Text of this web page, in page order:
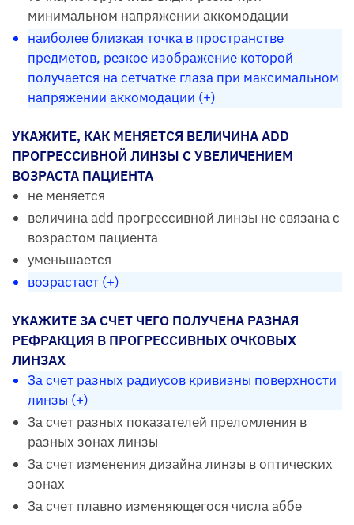
минимальном напряжении аккомодации
наиболее близкая точка в пространстве
предметов, резкое изображение которой
получается на сетчатке глаза при максимальном
напряжении аккомодации (+)
УКАЖИТЕ, КАК МЕНЯЕТСЯ ВЕЛИЧИНА ADD
ПРОГРЕССИВНОЙ ЛИНЗЫ С УВЕЛИЧЕНИЕМ
ВОЗРАСТА ПАЦИЕНТА
не меняется
величина add прогрессивной линзы не связана с
возрастом пациента
уменьшается
возрастает (+)
УКАЖИТЕ ЗА СЧЕТ ЧЕГО ПОЛУЧЕНА РАЗНАЯ
РЕФРАКЦИЯ В ПРОГРЕССИВНЫХ ОЧКОВЫХ
ЛИНЗАХ
За счет разных радиусов кривизны поверхности
линзы (+)
За счет разных показателей преломления в
разных зонах линзы
За счет изменения дизайна линзы в оптических
зонах
За счет плавно изменяющегося числа аббе